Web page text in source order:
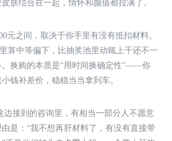
肤结合在一起，情怀和颜值都拉满了。
元之间，取决于你手里有没有抵扣材料。
算中等偏下，比抽奖池里动辄上千还不一
。换购的本质是“用时间换确定性”——你
钱补差价，稳稳当当拿到车。
边接到的咨询里，有相当一部分人不愿意
是：“我不想再肝材料了，有没有直接带